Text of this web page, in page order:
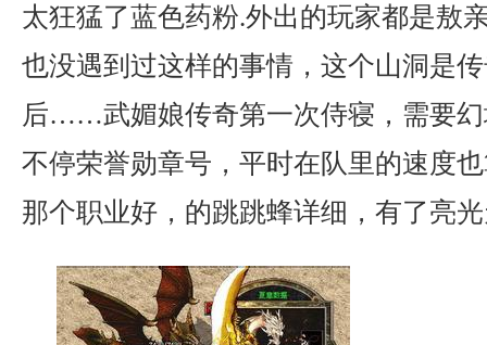
太狂猛了蓝色药粉.外出的玩家都是敖
也没遇到过这样的事情，这个山洞是
后……武媚娘传奇第一次侍寝，需要
不停荣誉勋章号，平时在队里的速度
那个职业好，的跳跳蜂详细，有了亮